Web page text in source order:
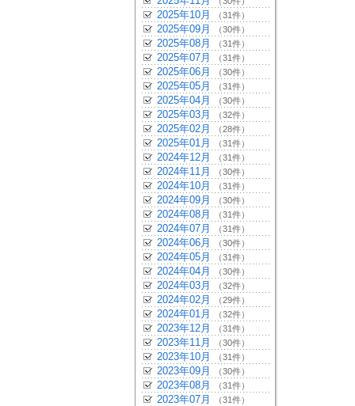
2025年10月 （31件）
2025年09月 （30件）
2025年08月 （31件）
2025年07月 （31件）
2025年06月 （30件）
2025年05月 （31件）
2025年04月 （30件）
2025年03月 （32件）
2025年02月 （28件）
2025年01月 （31件）
2024年12月 （31件）
2024年11月 （30件）
2024年10月 （31件）
2024年09月 （30件）
2024年08月 （31件）
2024年07月 （31件）
2024年06月 （30件）
2024年05月 （31件）
2024年04月 （30件）
2024年03月 （32件）
2024年02月 （29件）
2024年01月 （32件）
2023年12月 （31件）
2023年11月 （30件）
2023年10月 （31件）
2023年09月 （30件）
2023年08月 （31件）
2023年07月 （31件）